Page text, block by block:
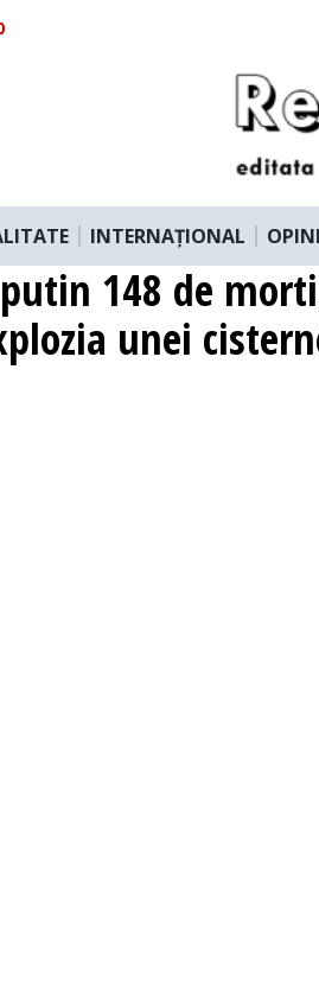
INTERNAȚIONAL
148 de
unei